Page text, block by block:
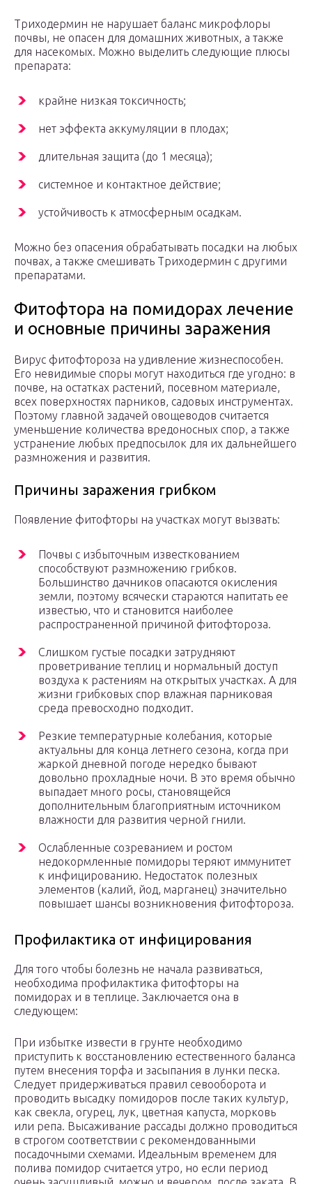
Триходермин не нарушает баланс микрофлоры
почвы, не опасен для домашних животных, а также
для насекомых. Можно выделить следующие плюсы
препарата:
крайне низкая токсичность;
нет эффекта аккумуляции в плодах;
длительная защита (до 1 месяца);
системное и контактное действие;
устойчивость к атмосферным осадкам.
Можно без опасения обрабатывать посадки на любых
почвах, а также смешивать Триходермин с другими
препаратами.
Фитофтора на помидорах лечение
и основные причины заражения
Вирус фитофтороза на удивление жизнеспособен.
Его невидимые споры могут находиться где угодно: в
почве, на остатках растений, посевном материале,
всех поверхностях парников, садовых инструментах.
Поэтому главной задачей овощеводов считается
уменьшение количества вредоносных спор, а также
устранение любых предпосылок для их дальнейшего
размножения и развития.
Причины заражения грибком
Появление фитофторы на участках могут вызвать:
Почвы с избыточным известкованием
способствуют размножению грибков.
Большинство дачников опасаются окисления
земли, поэтому всячески стараются напитать ее
известью, что и становится наиболее
распространенной причиной фитофтороза.
Слишком густые посадки затрудняют
проветривание теплиц и нормальный доступ
воздуха к растениям на открытых участках. А для
жизни грибковых спор влажная парниковая
среда превосходно подходит.
Резкие температурные колебания, которые
актуальны для конца летнего сезона, когда при
жаркой дневной погоде нередко бывают
довольно прохладные ночи. В это время обычно
выпадает много росы, становящейся
дополнительным благоприятным источником
влажности для развития черной гнили.
Ослабленные созреванием и ростом
недокормленные помидоры теряют иммунитет
к инфицированию. Недостаток полезных
элементов (калий, йод, марганец) значительно
повышает шансы возникновения фитофтороза.
Профилактика от инфицирования
Для того чтобы болезнь не начала развиваться,
необходима профилактика фитофторы на
помидорах и в теплице. Заключается она в
следующем:
При избытке извести в грунте необходимо
приступить к восстановлению естественного баланса
путем внесения торфа и засыпания в лунки песка.
Следует придерживаться правил севооборота и
проводить высадку помидоров после таких культур,
как свекла, огурец, лук, цветная капуста, морковь
или репа. Высаживание рассады должно проводиться
в строгом соответствии с рекомендованными
посадочными схемами. Идеальным временем для
полива помидор считается утро, но если период